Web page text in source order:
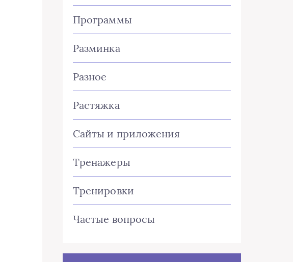
Программы
Разминка
Разное
Растяжка
Сайты и приложения
Тренажеры
Тренировки
Частые вопросы